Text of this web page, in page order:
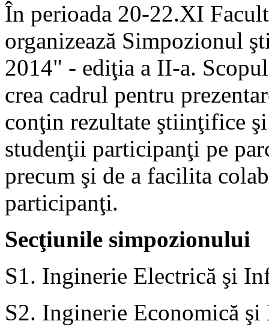
În perioada 20-22.XI
organizează Simpozionul
2014" - ediţia a II-a.
crea cadrul pentru
conţin rezultate ştiinţifice
studenţii participanţi pe
precum şi de a facilita
participanţi.
Secţiunile simpozionului
S1. Inginerie Electrică şi
S2. Inginerie Economică şi